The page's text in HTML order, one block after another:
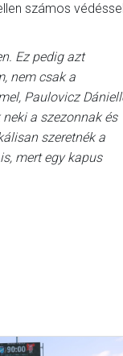
számos védéssel
Ez pedig azt
nem csak a
Paulovicz
a szezonnak és
szeretnék a
mert egy kapus